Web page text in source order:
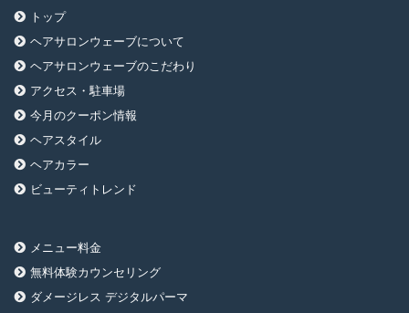
トップ
ヘアサロンウェーブについて
ヘアサロンウェーブのこだわり
アクセス・駐車場
今月のクーポン情報
ヘアスタイル
ヘアカラー
ビューティトレンド
メニュー料金
無料体験カウンセリング
ダメージレス デジタルパーマ